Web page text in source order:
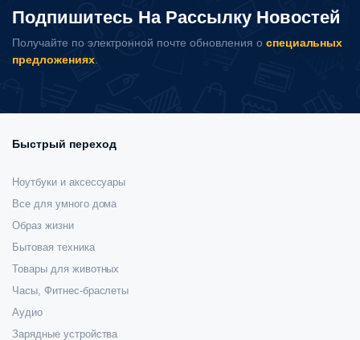
Подпишитесь На Рассылку Новостей
Получайте по электронной почте обновления о специальных
предложениях.
Быстрый переход
Ноутбуки и аксессуары
Все для умного дома
Образ жизни
Бытовая техника
Товары для животных
Часы, Фитнес-браслеты
Аудио
Зарядные устройства